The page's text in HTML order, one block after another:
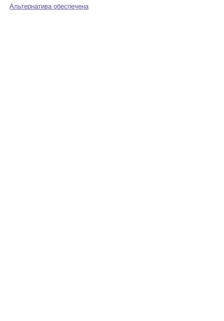
Альтернатива обеспечена